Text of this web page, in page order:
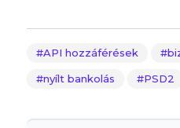
API hozzáférések
nyílt bankolás PSD2